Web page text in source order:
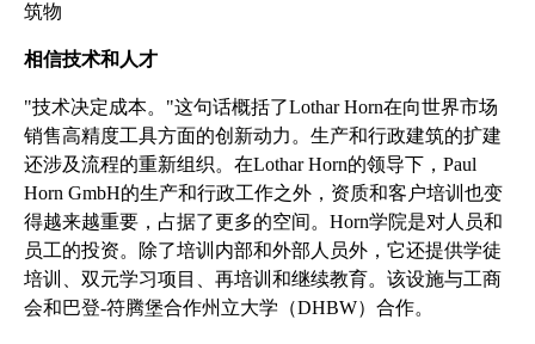
筑物
相信技术和人才
"技术决定成本。"这句话概括了Lothar Horn在向世界市场
销售高精度工具方面的创新动力。生产和行政建筑的扩建
还涉及流程的重新组织。在Lothar Horn的领导下，Paul
Horn GmbH的生产和行政工作之外，资质和客户培训也变
得越来越重要，占据了更多的空间。Horn学院是对人员和
员工的投资。除了培训内部和外部人员外，它还提供学徒
培训、双元学习项目、再培训和继续教育。该设施与工商
会和巴登-符腾堡合作州立大学（DHBW）合作。